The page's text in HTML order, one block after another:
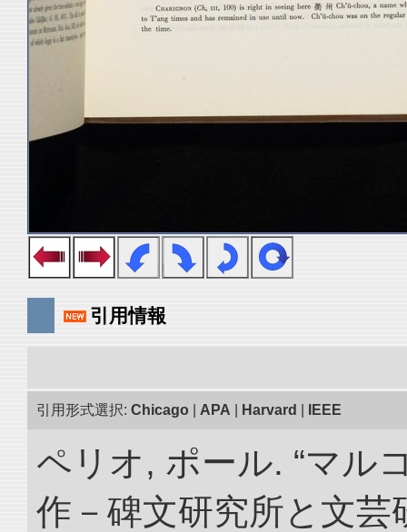
引用情報
引用形式選択: Chicago APA Harvard IEEE
ペリオ, ポール. “マル
作－碑文研究所と文